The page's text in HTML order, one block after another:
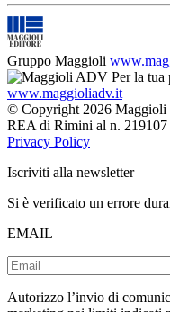
Gruppo Maggioli
Per la tua
www.maggioliadv.it
© Copyright 2026 Maggioli
REA di Rimini al n. 219107
Privacy Policy
Iscriviti alla newsletter
Si è verificato un errore
EMAIL
Autorizzo l’invio di